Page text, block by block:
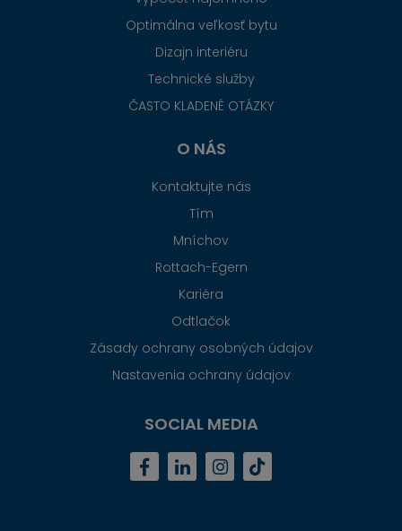
Optimálna veľkosť bytu
Dizajn interiéru
Technické služby
ČASTO KLADENÉ OTÁZKY
O NÁS
Kontaktujte nás
Tím
Mníchov
Rottach-Egern
Kariéra
Odtlačok
Zásady ochrany osobných údajov
Nastavenia ochrany údajov
SOCIAL MEDIA